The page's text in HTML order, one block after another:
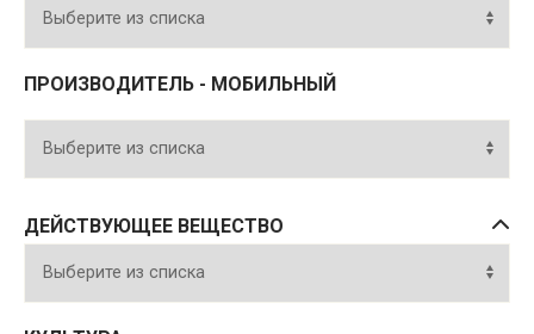
ПРОИЗВОДИТЕЛЬ - МОБИЛЬНЫЙ
ДЕЙСТВУЮЩЕЕ ВЕЩЕСТВО